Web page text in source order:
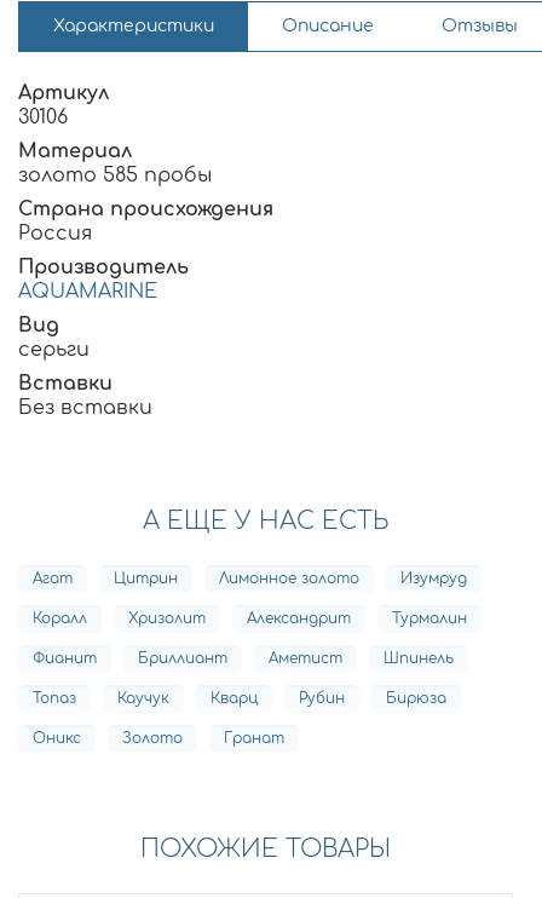
Характеристики Описание Отзывы
Артикул
30106
Материал
золото 585 пробы
Страна происхождения
Россия
Производитель
AQUAMARINE
Вид
серьги
Вставки
Без вставки
А ЕЩЕ У НАС ЕСТЬ
Агат Цитрин Лимонное золото Изумруд
Коралл Хризолит Александрит Турмалин
Фианит Бриллиант Аметист Шпинель
Топаз Каучук Кварц Рубин Бирюза
Оникс Золото Гранат
ПОХОЖИЕ ТОВАРЫ